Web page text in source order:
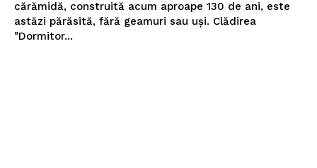
cărămidă, construită acum aproape 130 de ani, este
astăzi părăsită, fără geamuri sau uși. Clădirea
"Dormitor...